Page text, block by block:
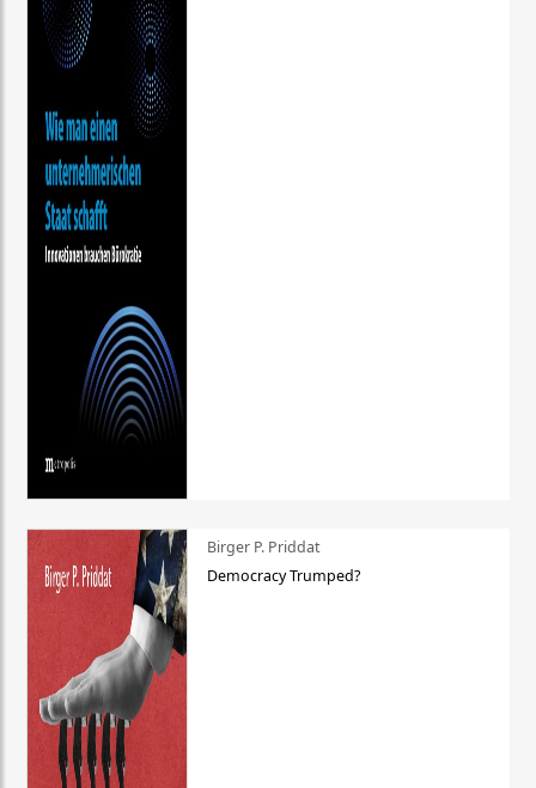
Birger P. Priddat
Democracy Trumped?